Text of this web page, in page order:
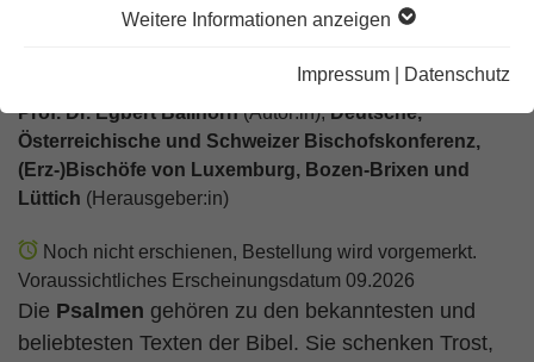
Weitere Informationen anzeigen
Impressum Datenschutz
Die Psalmen
Einheitsübersetzung mit einer Einführung
Prof. Dr. Egbert Ballhorn(Autor:in),Deutsche,
Österreichische und Schweizer Bischofskonferenz,
(Erz-)Bischöfe von Luxemburg, Bozen-Brixen und
Lüttich (Herausgeber:in)
Noch nicht erschienen, Bestellung wird vorgemerkt.
Voraussichtliches Erscheinungsdatum 09.2026
Die Psalmen gehören zu den bekanntesten und
beliebtesten Texten der Bibel. Sie schenken Trost,